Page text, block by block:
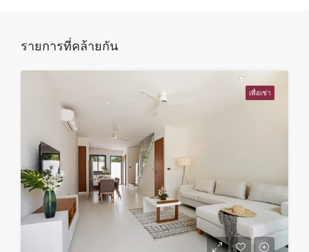
ส.ค.
เสาร์
15
ส.ค.
อาทิตย์
16
ส.ค.
รายการที่คล้ายกัน
เพื่อเช่า